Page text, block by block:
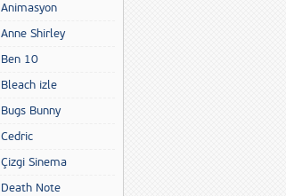
Animasyon
Anne Shirley
Ben 10
Bleach izle
Bugs Bunny
Cedric
Çizgi Sinema
Death Note